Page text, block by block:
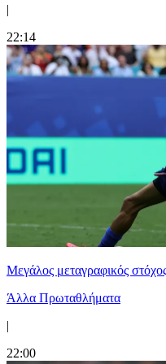
|
22:14
Μεγάλος μεταγραφικός
Άλλα Πρωταθλήματα
|
22:00